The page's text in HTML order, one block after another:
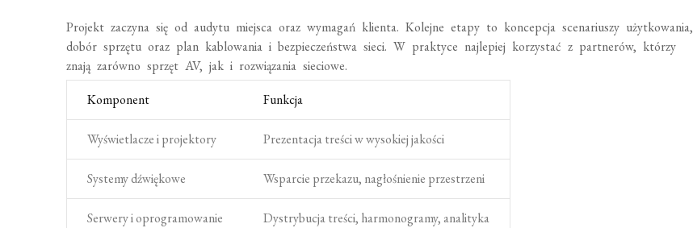
Projekt zaczyna się od audytu miejsca oraz wymagań klienta. Kolejne etapy to koncepcja scenariuszy użytkowania,
dobór sprzętu oraz plan kablowania i bezpieczeństwa sieci. W praktyce najlepiej korzystać z partnerów, którzy
znają zarówno sprzęt AV, jak i rozwiązania sieciowe.
Komponent
Funkcja
Wyświetlacze i projektory Prezentacja treści w wysokiej jakości
Systemy dźwiękowe Wsparcie przekazu, nagłośnienie przestrzeni
Serwery i oprogramowanie Dystrybucja treści, harmonogramy, analityka